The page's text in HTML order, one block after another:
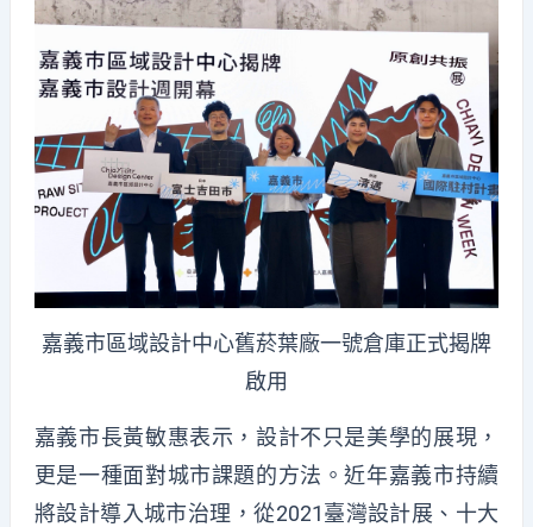
嘉義市區域設計中心舊菸葉廠一號倉庫正式揭牌
啟用
嘉義市長黃敏惠表示，設計不只是美學的展現，
更是一種面對城市課題的方法。近年嘉義市持續
將設計導入城市治理，從2021臺灣設計展、十大